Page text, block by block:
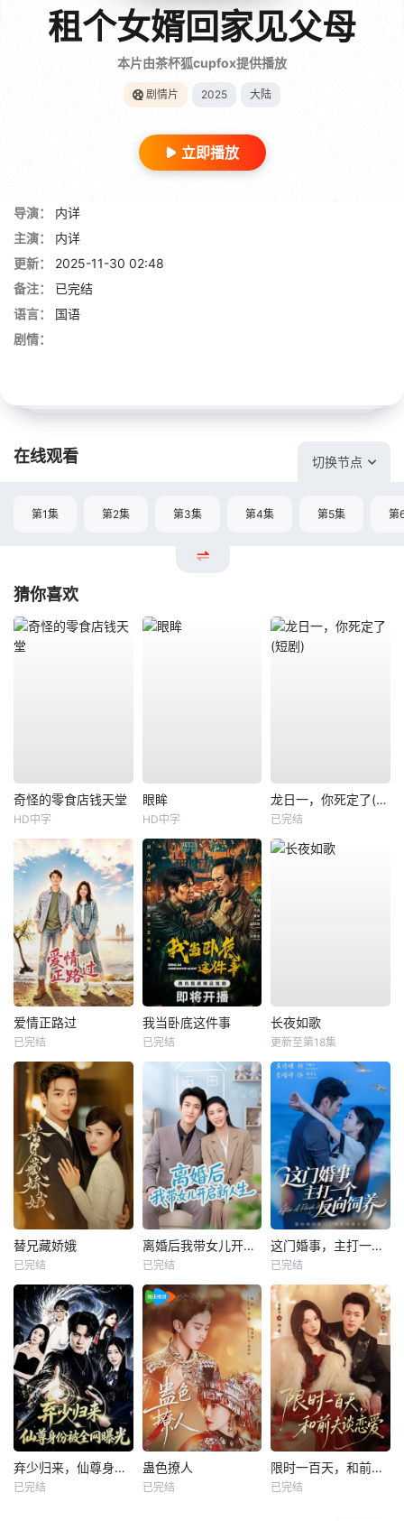
租个女婿回家见父母
本片由茶杯狐cupfox提供播放
剧情片 2025 大陆
立即播放
导演：
内详
主演：
内详
更新：
2025-11-30 02:48
备注：
已完结
语言：
国语
剧情：
在线观看 切换节点
第1集 第2集 第3集 第4集 第5集 第
猜你喜欢
奇怪的零食店钱天堂
HD中字
眼眸
HD中字
龙日一，你死定了(短剧)
已完结
爱情正路过
已完结
我当卧底这件事
已完结
长夜如歌
更新至第18集
替兄藏娇娥
已完结
离婚后我带女儿开启新人生
已完结
这门婚事，主打一个反向饲养
已完结
弃少归来，仙尊身份被全网曝光
已完结
蛊色撩人
已完结
限时一百天，和前夫谈恋爱
已完结